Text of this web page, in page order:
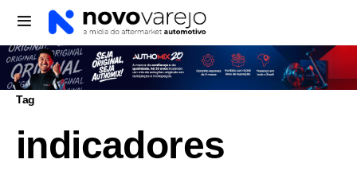
Tag
indicadores